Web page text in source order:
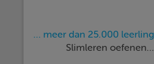
… meer dan 25.000
Slimleren oefenen…